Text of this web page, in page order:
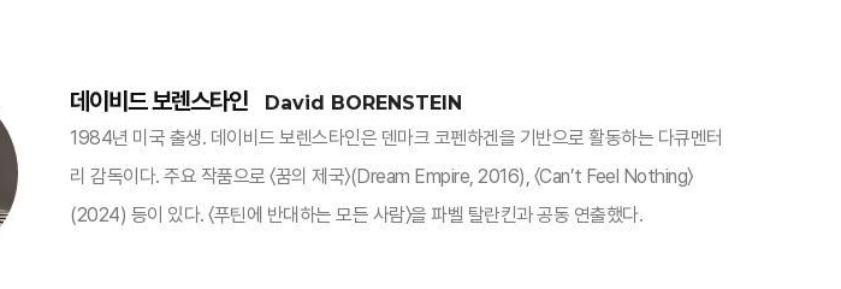
데이비드 보렌스타인
David BORENSTEIN
1984년 미국 출생. 데이비드 보렌스타인은 덴마크 코펜하겐을 기반으로 활동하는 다큐멘터
리 감독이다. 주요 작품으로 〈꿈의 제국〉(Dream Empire, 2016), 〈Can’t Feel Nothing〉
(2024) 등이 있다. 〈푸틴에 반대하는 모든 사람〉을 파벨 탈란킨과 공동 연출했다.